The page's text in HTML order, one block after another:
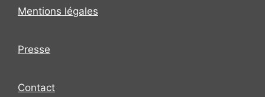
Mentions légales
Presse
Contact